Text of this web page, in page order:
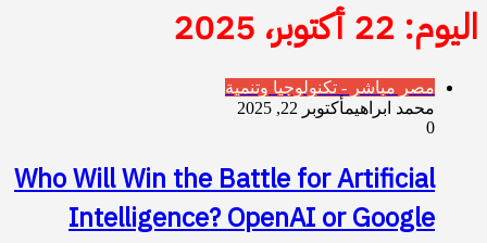
اليوم: 22 أكتوبر، 2025
مصر مباشر - تكنولوجيا وتنمية
محمد ابراهيمأكتوبر 22, 2025
0
Who Will Win the Battle for Artificial
Intelligence? OpenAI or Google